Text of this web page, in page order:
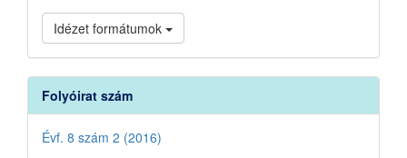
Idézet formátumok
Folyóirat szám
Évf. 8 szám 2 (2016)